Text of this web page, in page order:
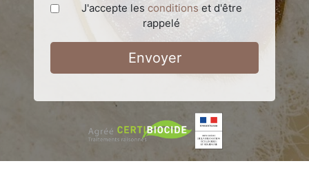
J'accepte les conditions et d'être
rappelé
Envoyer